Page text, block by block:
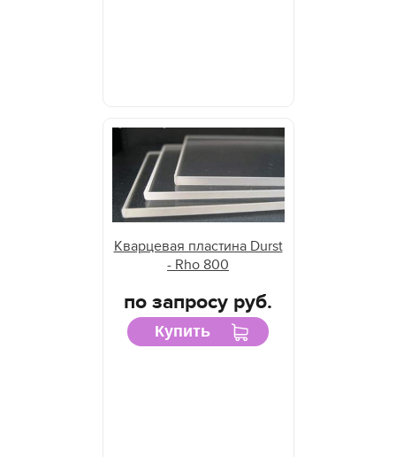
Кварцевая пластина Durst
- Rho 800
по запросу руб.
Купить